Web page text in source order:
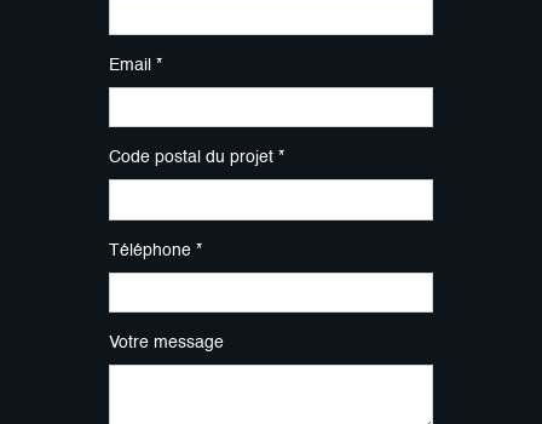
Email *
Code postal du projet *
Téléphone *
Votre message